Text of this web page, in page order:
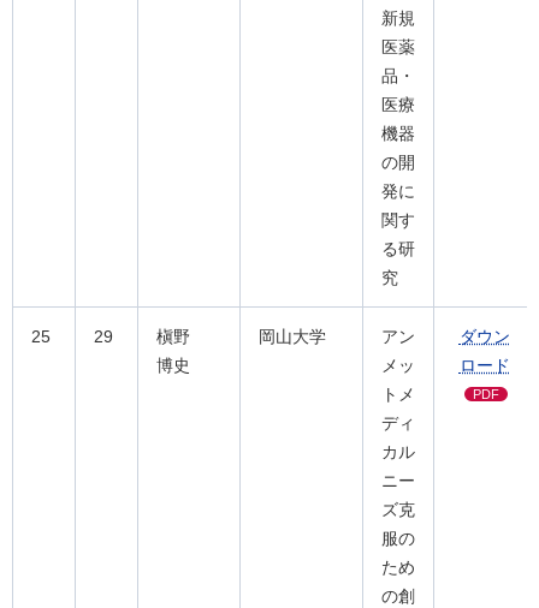
新規
医薬
品・
医療
機器
の開
発に
関す
る研
究
25 29
槇野
博史
岡山大学
アン
メッ
トメ
ディ
カル
ニー
ズ克
服の
ため
の創
ダウン
ロード
PDF